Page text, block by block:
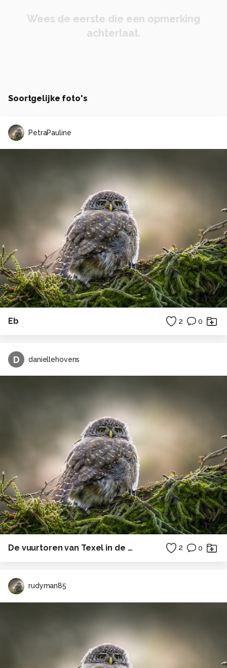
Wees de eerste die een opmerking
achterlaat.
Soortgelijke foto's
PetraPauline
Eb 2 0
D daniellehovens
De vuurtoren van Texel in de ochtendzon 2 0
rudyman85